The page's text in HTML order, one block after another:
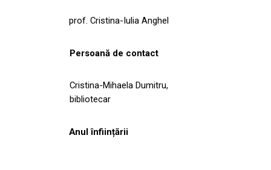
prof. Cristina-Iulia Anghel
Persoană de contact
Cristina-Mihaela Dumitru,
bibliotecar
Anul înființării